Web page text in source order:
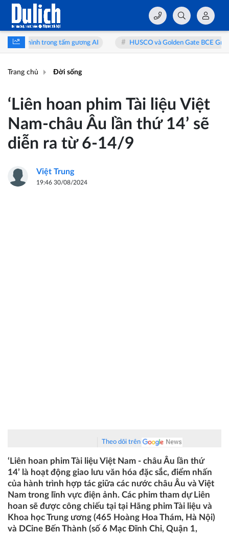
gương AI HUSCO và Golden Gate BCE Group hợp tác phát triển
Trang chủ Đời sống
‘Liên hoan phim Tài liệu Việt
Nam-châu Âu lần thứ 14’ sẽ
diễn ra từ 6-14/9
Việt Trung
19:46 30/08/2024
Theo dõi trên
‘Liên hoan phim Tài liệu Việt Nam - châu Âu lần thứ
14’ là hoạt động giao lưu văn hóa đặc sắc, điểm nhấn
của hành trình hợp tác giữa các nước châu Âu và Việt
Nam trong lĩnh vực điện ảnh. Các phim tham dự Liên
hoan sẽ được công chiếu tại tại Hãng phim Tài liệu và
Khoa học Trung ương (465 Hoàng Hoa Thám, Hà Nội)
và DCine Bến Thành (số 6 Mạc Đĩnh Chi, Quận 1,